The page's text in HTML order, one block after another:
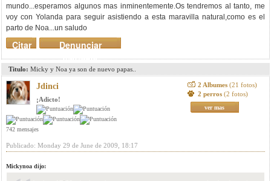
mundo...esperamos algunos mas inminentemente.Os tendremos al tanto, me
voy con Yolanda para seguir asistiendo a esta maravilla natural,como es el
parto de Noa...un saludo
Denunciar
mensaje
Citar
Titulo: Micky y Noa ya son de nuevo papas..
Jdinci
¡Adicto!
742 mensajes
2 Albumes (21 fotos)
2 perros (2 fotos)
ver mas
Publicado: Monday 29 de June de 2009, 18:17
Mickynoa dijo: